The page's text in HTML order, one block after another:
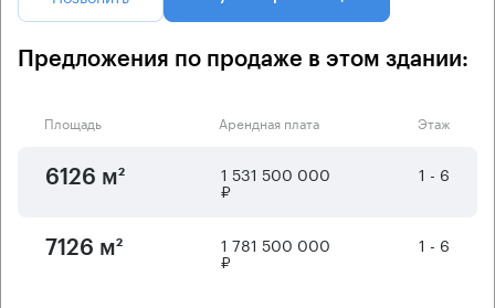
Предложения по продаже в этом здании:
Площадь Арендная плата Этаж
6126 м² 1 531 500 000
₽
1 - 6
7126 м² 1 781 500 000
₽
1 - 6